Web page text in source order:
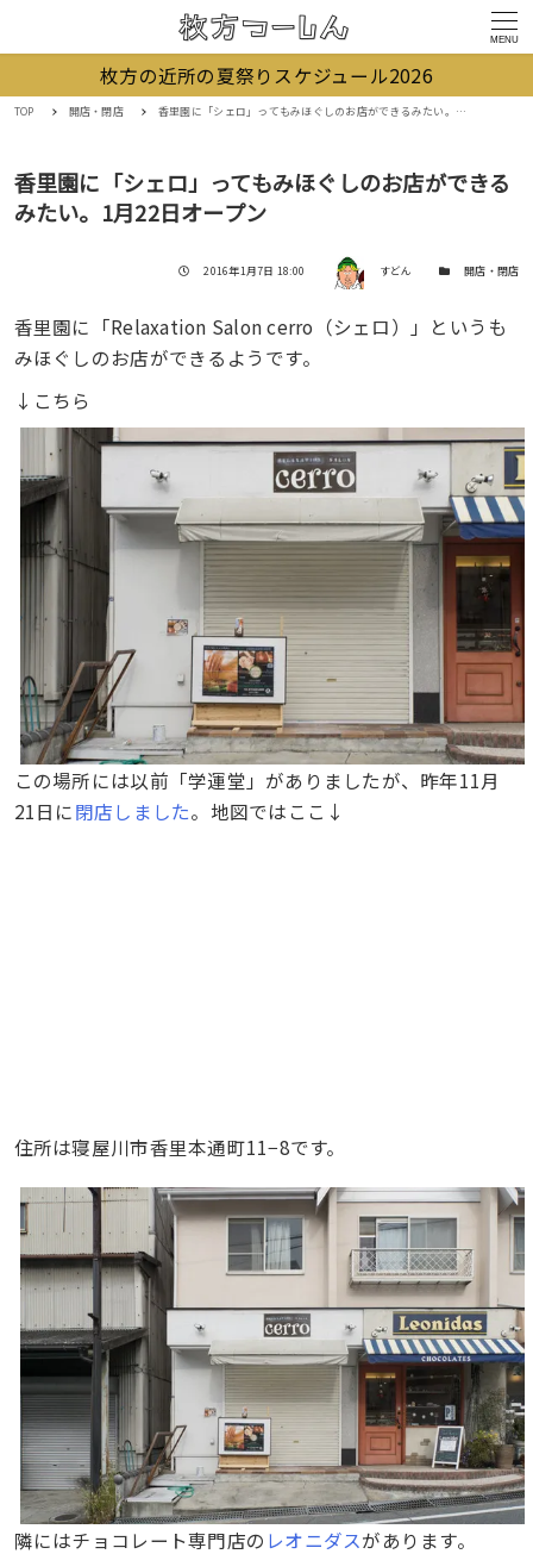
MENU
枚方の近所の夏祭りスケジュール2026
TOP 開店・閉店 香里園に「シェロ」ってもみほぐしのお店ができるみたい。1月22日オープン
香里園に「シェロ」ってもみほぐしのお店ができる
みたい。1月22日オープン
投稿日
2016年1月7日 18:00 著者 すどん カテゴリー開店・閉店
香里園に「Relaxation Salon cerro（シェロ）」というも
みほぐしのお店ができるようです。
↓こちら
この場所には以前「学運堂」がありましたが、昨年11月
21日に閉店しました。地図ではここ↓
住所は寝屋川市香里本通町11−8です。
隣にはチョコレート専門店の レオニダスがあります。